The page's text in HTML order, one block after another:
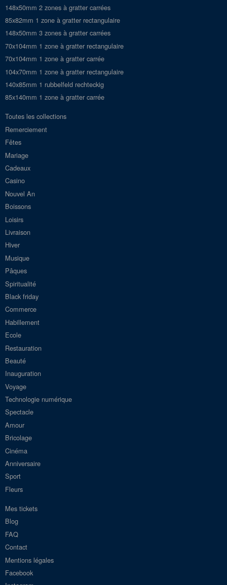
148x50mm 2 zones à gratter carrées
85x82mm 1 zone à gratter rectangulaire
148x50mm 3 zones à gratter carrées
70x104mm 1 zone à gratter rectangulaire
70x104mm 1 zone à gratter carrée
104x70mm 1 zone à gratter rectangulaire
140x85mm 1 rubbelfeld rechteckig
85x140mm 1 zone à gratter carrée
Toutes les collections
Remerciement
Fêtes
Mariage
Cadeaux
Casino
Nouvel An
Boissons
Loisirs
Livraison
Hiver
Musique
Pâques
Spiritualité
Black friday
Commerce
Habillement
Ecole
Restauration
Beauté
Inauguration
Voyage
Technologie numérique
Spectacle
Amour
Bricolage
Cinéma
Anniversaire
Sport
Fleurs
Mes tickets
Blog
FAQ
Contact
Mentions légales
Facebook